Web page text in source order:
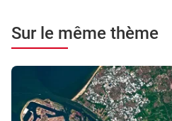
Sur le même thème